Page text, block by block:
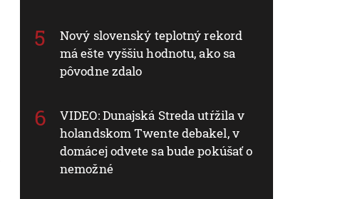
Nový slovenský teplotný rekord
má ešte vyššiu hodnotu, ako sa
pôvodne zdalo
VIDEO: Dunajská Streda utŕžila v
holandskom Twente debakel, v
domácej odvete sa bude pokúšať o
nemožné